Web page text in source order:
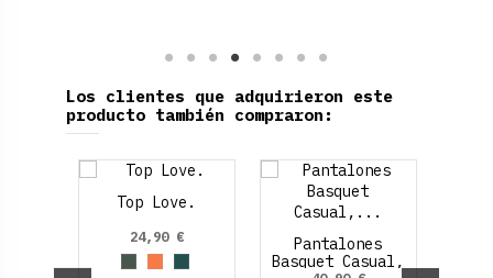
Los clientes que adquirieron este
producto también compraron:
Top Love.
24,90 €
Verde Oliva
Marrón claro
Verde Medio